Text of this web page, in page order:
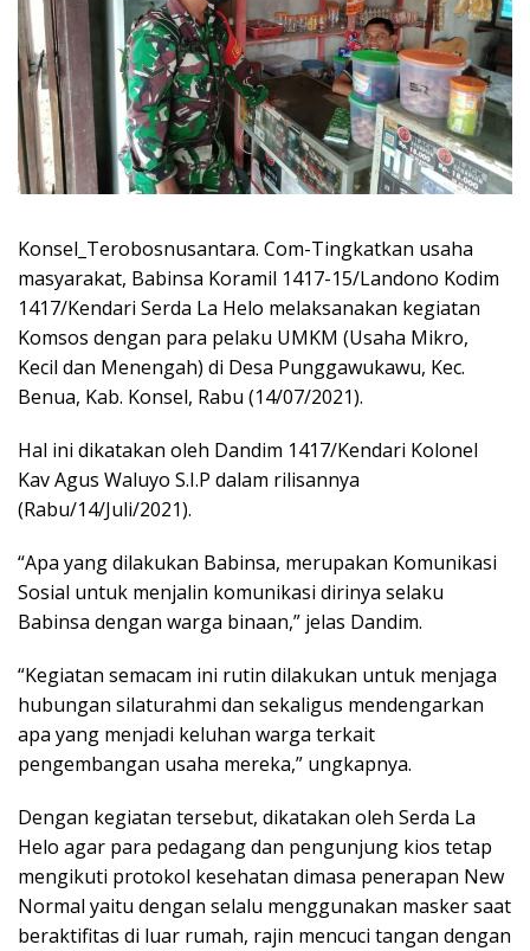
Konsel_Terobosnusantara. Com-Tingkatkan usaha
masyarakat, Babinsa Koramil 1417-15/Landono Kodim
1417/Kendari Serda La Helo melaksanakan kegiatan
Komsos dengan para pelaku UMKM (Usaha Mikro,
Kecil dan Menengah) di Desa Punggawukawu, Kec.
Benua, Kab. Konsel, Rabu (14/07/2021).
Hal ini dikatakan oleh Dandim 1417/Kendari Kolonel
Kav Agus Waluyo S.I.P dalam rilisannya
(Rabu/14/Juli/2021).
“Apa yang dilakukan Babinsa, merupakan Komunikasi
Sosial untuk menjalin komunikasi dirinya selaku
Babinsa dengan warga binaan,” jelas Dandim.
“Kegiatan semacam ini rutin dilakukan untuk menjaga
hubungan silaturahmi dan sekaligus mendengarkan
apa yang menjadi keluhan warga terkait
pengembangan usaha mereka,” ungkapnya.
Dengan kegiatan tersebut, dikatakan oleh Serda La
Helo agar para pedagang dan pengunjung kios tetap
mengikuti protokol kesehatan dimasa penerapan New
Normal yaitu dengan selalu menggunakan masker saat
beraktifitas di luar rumah, rajin mencuci tangan dengan